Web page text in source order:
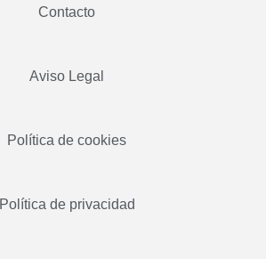
Contacto
Aviso Legal
Política de cookies
Política de privacidad